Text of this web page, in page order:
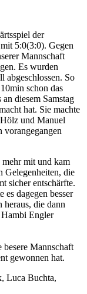
der
5:0(3:0). Gegen
Mannschaft
Es wurden
abgeschlossen. So
schon das
diesem Samstag
hat. Sie machte
und Manuel
vorangegangen
mehr mit und kam
Gelegenheiten, die
sicher entschärfte.
es dagegen besser
heraus, die dann
Engler
Mannschaft
gewonnen hat.
Luca Buchta,